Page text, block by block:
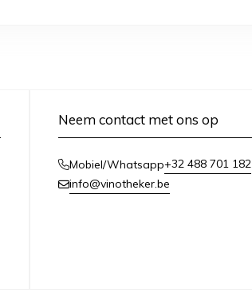
Neem contact met ons op
Mobiel/Whatsapp+32 488 701 182
info@vinotheker.be